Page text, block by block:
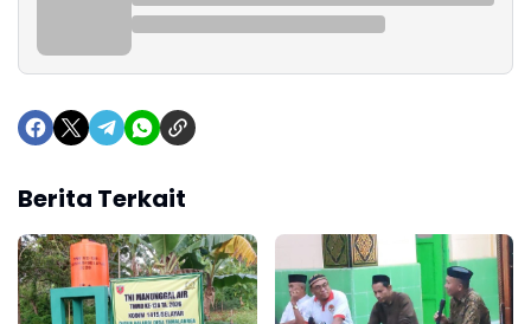
Berita Terkait